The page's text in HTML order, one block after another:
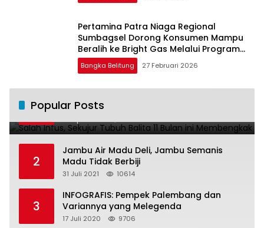
Pertamina Patra Niaga Regional
Sumbagsel Dorong Konsumen Mampu
Beralih ke Bright Gas Melalui Program
Trade In di Belitung Timur
Bangka Belitung 27 Februari 2026
Popular Posts
1
ini Membengkak
2
Jambu Air Madu Deli, Jambu Semanis
Madu Tidak Berbiji
31 Juli 2021 10614
3
INFOGRAFIS: Pempek Palembang dan
Variannya yang Melegenda
17 Juli 2020 9706